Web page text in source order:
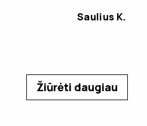
Saulius K.
Žiūrėti daugiau